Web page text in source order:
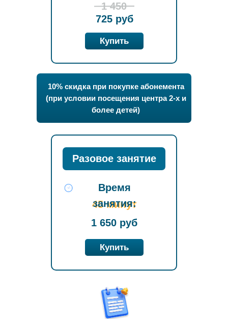
Разовое занятие
1 650 руб
45 минут
Время
занятия:
725 руб
1 450
10% скидка при покупке абонемента
(при условии посещения центра 2-х и
более детей)
Купить
Купить